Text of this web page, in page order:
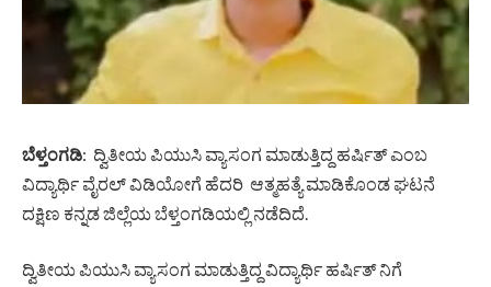
ಬೆಳ್ತಂಗಡಿ: ದ್ವಿತೀಯ ಪಿಯುಸಿ ವ್ಯಾಸಂಗ ಮಾಡುತ್ತಿದ್ದ ಹರ್ಷಿತ್ ಎಂಬ
ವಿದ್ಯಾರ್ಥಿ ವೈರಲ್ ವಿಡಿಯೋಗೆ ಹೆದರಿ ಆತ್ಮಹತ್ಯೆ ಮಾಡಿಕೊಂಡ ಘಟನೆ
ದಕ್ಷಿಣ ಕನ್ನಡ ಜಿಲ್ಲೆಯ ಬೆಳ್ತಂಗಡಿಯಲ್ಲಿ ನಡೆದಿದೆ.
ದ್ವಿತೀಯ ಪಿಯುಸಿ ವ್ಯಾಸಂಗ ಮಾಡುತ್ತಿದ್ದ ವಿದ್ಯಾರ್ಥಿ ಹರ್ಷಿತ್ ನಿಗೆ